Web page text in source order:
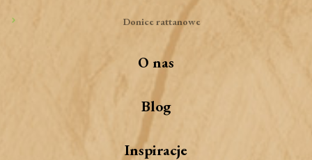
Donice rattanowe
O nas
Blog
Inspiracje